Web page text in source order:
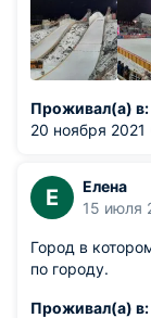
пришлось
гостиницу.
Проживал(а) в:
20 ноября 2021
Е
Елена
15 июля
Город в
по городу.
Проживал(а) в: